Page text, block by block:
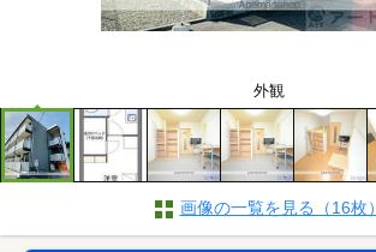
外観
画像の一覧を見る（16枚）